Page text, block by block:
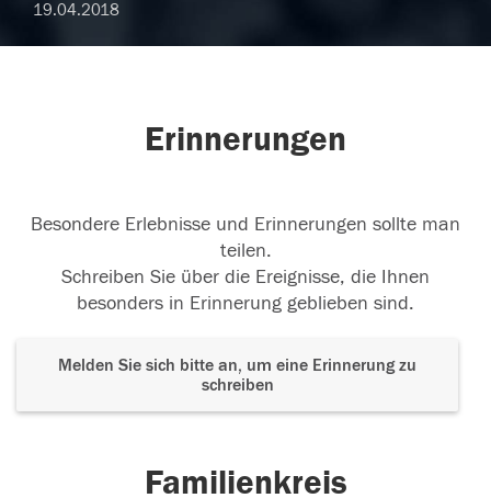
19.04.2018
Erinnerungen
Besondere Erlebnisse und Erinnerungen sollte man
teilen.
Schreiben Sie über die Ereignisse, die Ihnen
besonders in Erinnerung geblieben sind.
Melden Sie sich bitte an, um eine Erinnerung zu
schreiben
Familienkreis